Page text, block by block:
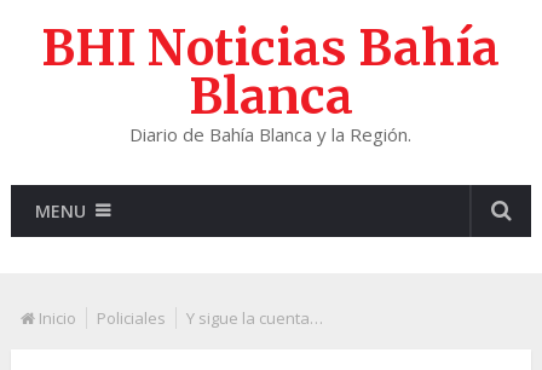
BHI Noticias Bahía
Blanca
Diario de Bahía Blanca y la Región.
MENU
Inicio Policiales Y sigue la cuenta…